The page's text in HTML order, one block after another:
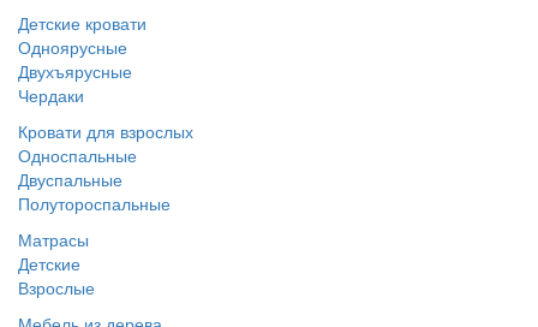
Детские кровати
Одноярусные
Двухъярусные
Чердаки
Кровати для взрослых
Односпальные
Двуспальные
Полутороспальные
Матрасы
Детские
Взрослые